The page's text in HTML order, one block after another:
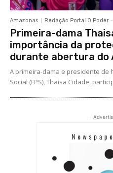
Amazonas Redação Portal O Poder -
Primeira-dama
importância da
durante abertura do
A primeira-dama e presidente de
Social (FPS), Thaisa Cidade,
-